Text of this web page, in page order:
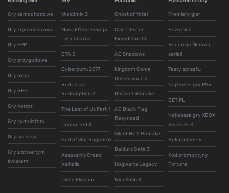
Gry samochodowe
Gry zręcznościowe
Gry FPP
Gry przygodowe
Gry akcji
Gry RPG
Gry horror
Gry symulatory
Gry survival
Gry z otwartym
światem
Wiedźmin 3
Mass Effect Edycja
Legendarna
GTA 5
Cyberpunk 2077
Red Dead
Redemption 2
The Last of Us Part 1
Uncharted 4
God of War Ragnarok
Assassin's Creed
Valhalla
Disco Elysium
Ghost of Yotei
Clair Obscur
Expedition 33
AC Shadows
Kingdom Come
Deliverance 2
Gothic 1 Remake
AC Black Flag
Resynced
Silent Hill 2 Remake
Baldurs Gate 3
Hogwarts Legacy
Wiedźmin 3
Premiery gier
Baza gier
Recenzje filmów i
seriali
Testy sprzętu
Najlepsze gry PS5
BET.PL
Najlepsze gry XBOX
Series S i X
Bukmacherzy
Kod promocyjny
Fortuna